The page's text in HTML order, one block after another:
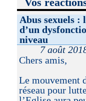
Abus sexuels :
d’un
niveau
7 août
Chers amis,
Le mouvement
réseau pour